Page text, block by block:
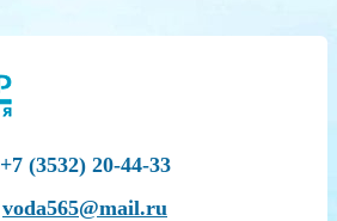
+7 (3532) 20-44-33
voda565@mail.ru